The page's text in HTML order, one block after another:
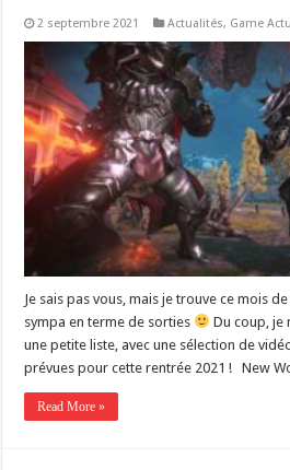
2 septembre 2021 Actualités, Game Actu
Je sais pas vous, mais je trouve ce mois
sympa en terme de sorties
Du coup, je
une petite liste, avec une sélection de
prévues pour cette rentrée 2021 ! New
Read More »